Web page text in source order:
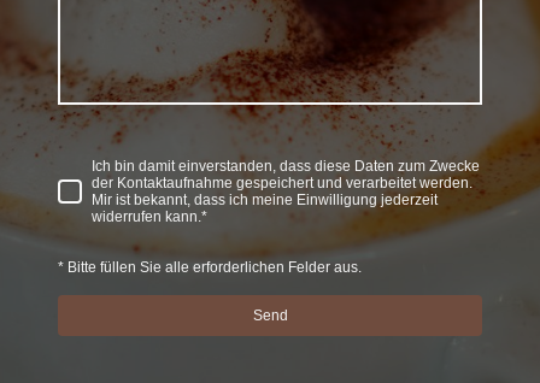
Ich bin damit einverstanden, dass diese Daten zum Zwecke
der Kontaktaufnahme gespeichert und verarbeitet werden.
Mir ist bekannt, dass ich meine Einwilligung jederzeit
widerrufen kann.*
* Bitte füllen Sie alle erforderlichen Felder aus.
Send